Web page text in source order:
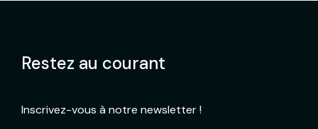
Restez au courant
Inscrivez-vous à notre newsletter !